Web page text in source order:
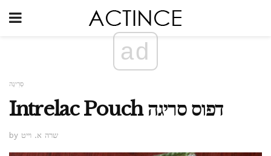
ad
סְרִיגָה
Intrelac Pouch דפוס סריגה
by שרה א. וייט